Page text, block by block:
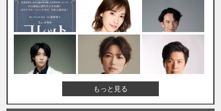
もっと見る